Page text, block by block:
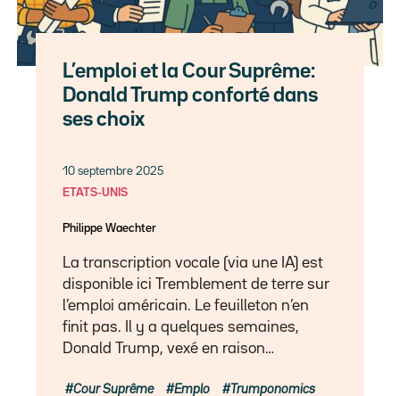
L’emploi et la Cour Suprême:
Donald Trump conforté dans
ses choix
10 septembre 2025
ETATS-UNIS
Philippe Waechter
La transcription vocale (via une IA) est
disponible ici Tremblement de terre sur
l’emploi américain. Le feuilleton n’en
finit pas. Il y a quelques semaines,
Donald Trump, vexé en raison…
Cour Suprême Emplo Trumponomics